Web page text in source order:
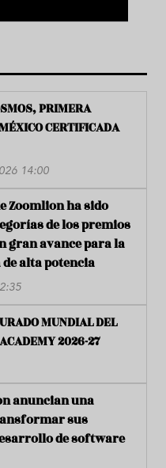
PRIMERA
CERTIFICADA
14:00
Zoomlion ha sido
de los premios
gran avance para la
alta potencia
MUNDIAL DEL
2026-27
anuncian una
sus
de software